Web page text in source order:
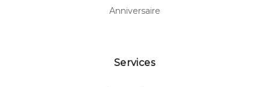
Anniversaire
Services